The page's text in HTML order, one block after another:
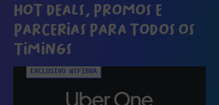
HOT DEALS, PROMOS E
PARCERIAS PARA TODOS OS
TIMINGS
EXCLUSIVO WTFIBRA